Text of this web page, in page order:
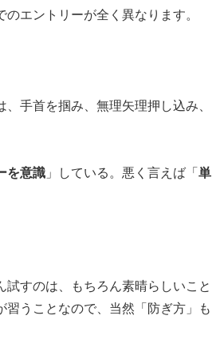
エントリーが全く異なります。
手首を掴み、無理矢理押し込み、
を意識 」している。悪く言えば「 単
試すのは、もちろん素晴らしいこと
習うことなので、当然「防ぎ方」も